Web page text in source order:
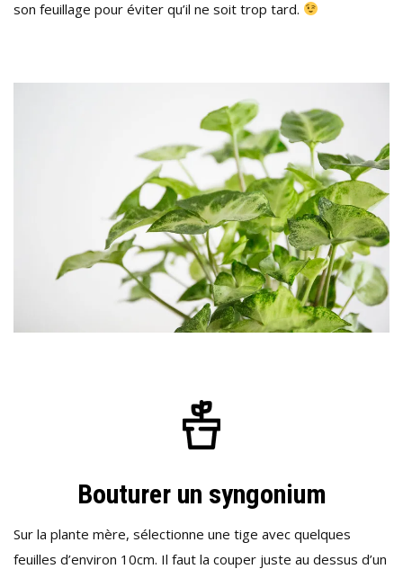
son feuillage pour éviter qu’il ne soit trop tard.
Bouturer un syngonium
Sur la plante mère, sélectionne une tige avec quelques
feuilles d’environ 10cm. Il faut la couper juste au dessus d’un